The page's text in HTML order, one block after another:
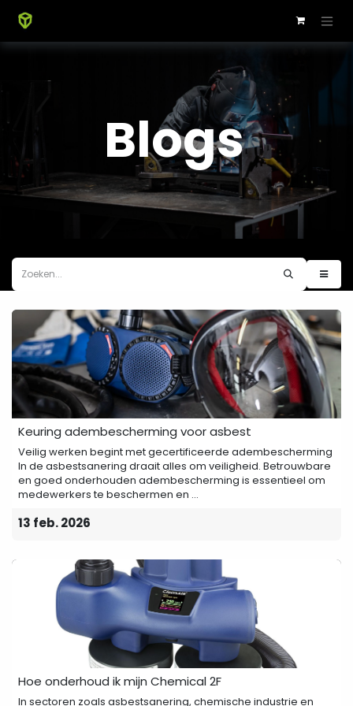
Blogs
Keuring adembescherming voor asbest
Veilig werken begint met gecertificeerde adembescherming
In de asbestsanering draait alles om veiligheid. Betrouwbare
en goed onderhouden adembescherming is essentieel om
medewerkers te beschermen en ...
13 feb. 2026
Hoe onderhoud ik mijn Chemical 2F
In sectoren zoals asbestsanering, chemische industrie en